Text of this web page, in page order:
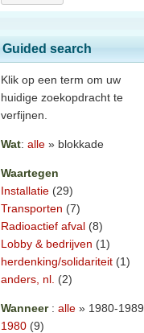
Guided search
Klik op een term om uw
huidige zoekopdracht te
verfijnen.
Wat: alle » blokkade
Waartegen
Installatie (29)
Transporten (7)
Radioactief afval (8)
Lobby & bedrijven (1)
herdenking/solidariteit (1)
anders, nl. (2)
Wanneer : alle » 1980-1989
1980 (9)